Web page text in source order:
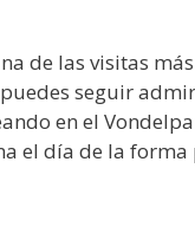
de las visitas
seguir
en el
el día de la forma